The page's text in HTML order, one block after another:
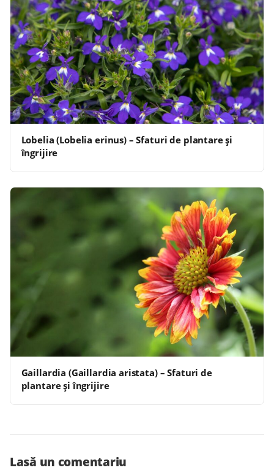
Lobelia (Lobelia erinus) – Sfaturi de plantare și
îngrijire
Gaillardia (Gaillardia aristata) – Sfaturi de
plantare și îngrijire
Lasă un comentariu